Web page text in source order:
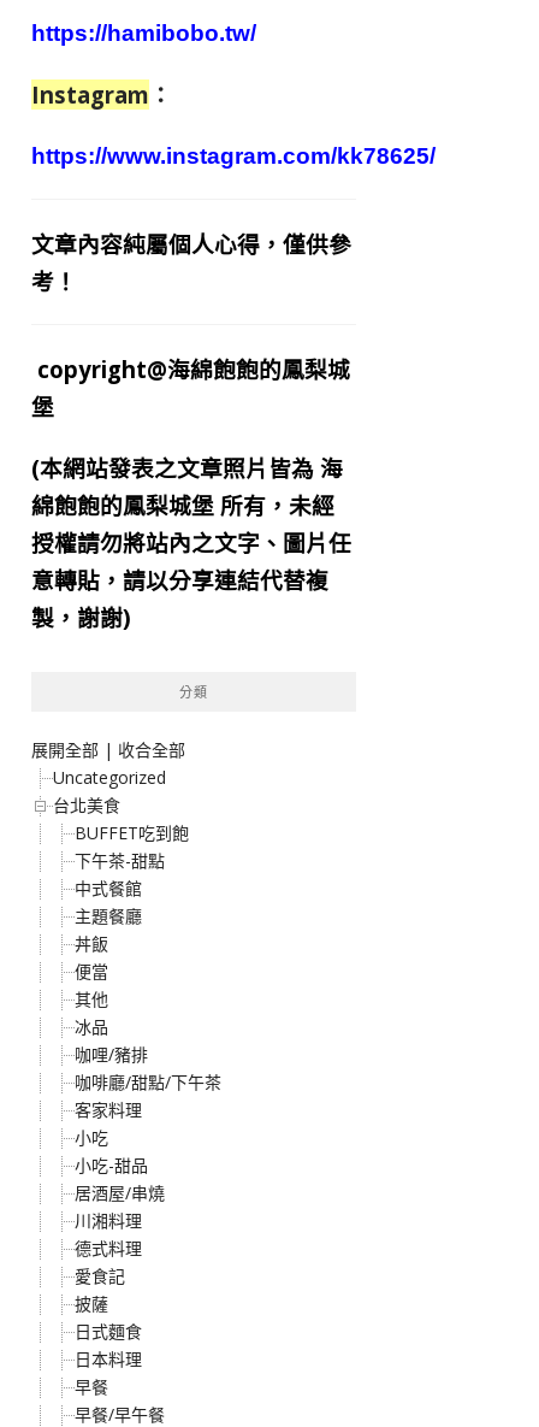
https://hamibobo.tw/
Instagram ：
https://www.instagram.com/kk78625/
文章內容純屬個人心得，僅供參
考！
copyright@海綿飽飽的鳳梨城
堡
(本網站發表之文章照片皆為 海
綿飽飽的鳳梨城堡 所有，未經
授權請勿將站內之文字、圖片任
意轉貼，請以分享連結代替複
製，謝謝)
分類
展開全部 | 收合全部
Uncategorized
台北美食
BUFFET吃到飽
下午茶-甜點
中式餐館
主題餐廳
丼飯
便當
其他
冰品
咖哩/豬排
咖啡廳/甜點/下午茶
客家料理
小吃
小吃-甜品
居酒屋/串燒
川湘料理
德式料理
愛食記
披薩
日式麵食
日本料理
早餐
早餐/早午餐